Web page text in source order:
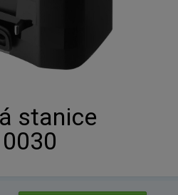
stanice